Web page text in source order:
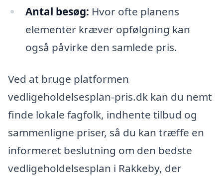
Antal besøg: Hvor ofte planens
elementer kræver opfølgning kan
også påvirke den samlede pris.
Ved at bruge platformen
vedligeholdelsesplan-pris.dk kan du nemt
finde lokale fagfolk, indhente tilbud og
sammenligne priser, så du kan træffe en
informeret beslutning om den bedste
vedligeholdelsesplan i Rakkeby, der